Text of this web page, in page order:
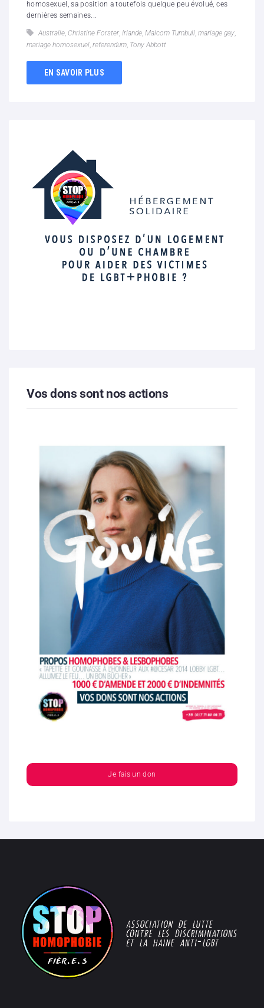
homosexuel, sa position a toutefois quelque peu évolué, ces
dernières semaines...
Australie, Christine Forster, Irlande, Malcom Turnbull, mariage gay,
mariage homosexuel, referendum, Tony Abbott
EN SAVOIR PLUS
Vos dons sont nos actions
Je fais un don